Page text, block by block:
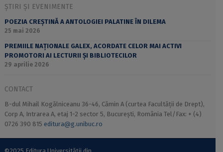
ȘTIRI ȘI EVENIMENTE
POEZIA CREȘTINĂ A ANTOLOGIEI PALATINE ÎN DILEMA
25 mai 2026
PREMIILE NAȚIONALE GALEX, ACORDATE CELOR MAI ACTIVI
PROMOTORI AI LECTURII ȘI BIBLIOTECILOR
29 aprilie 2026
CONTACT
B-dul Mihail Kogălniceanu 36-46, Cămin A (curtea Facultății de Drept),
Corp A, Intrarea A, etaj 1-2 sector 5, București, România Tel/Fax: + (4)
0726 390 815 editura@g.unibuc.ro